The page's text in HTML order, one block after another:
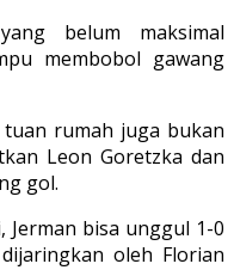
belum maksimal
membobol gawang
rumah juga bukan
Leon Goretzka dan
gol.
Jerman bisa unggul 1-0
oleh Florian